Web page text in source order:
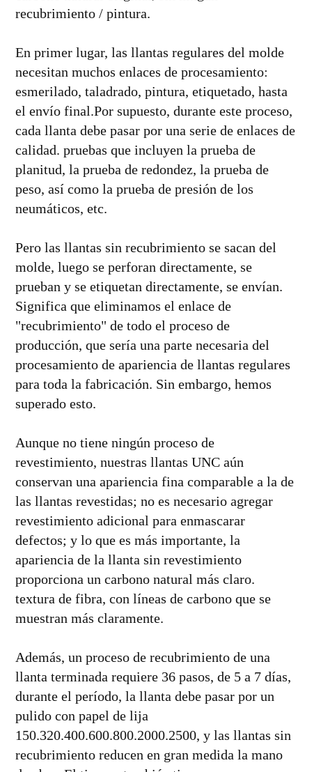
recubrimiento / pintura.
En primer lugar, las llantas regulares del molde
necesitan muchos enlaces de procesamiento:
esmerilado, taladrado, pintura, etiquetado, hasta
el envío final.Por supuesto, durante este proceso,
cada llanta debe pasar por una serie de enlaces de
calidad. pruebas que incluyen la prueba de
planitud, la prueba de redondez, la prueba de
peso, así como la prueba de presión de los
neumáticos, etc.
Pero las llantas sin recubrimiento se sacan del
molde, luego se perforan directamente, se
prueban y se etiquetan directamente, se envían.
Significa que eliminamos el enlace de
"recubrimiento" de todo el proceso de
producción, que sería una parte necesaria del
procesamiento de apariencia de llantas regulares
para toda la fabricación. Sin embargo, hemos
superado esto.
Aunque no tiene ningún proceso de
revestimiento, nuestras llantas UNC aún
conservan una apariencia fina comparable a la de
las llantas revestidas; no es necesario agregar
revestimiento adicional para enmascarar
defectos; y lo que es más importante, la
apariencia de la llanta sin revestimiento
proporciona un carbono natural más claro.
textura de fibra, con líneas de carbono que se
muestran más claramente.
Además, un proceso de recubrimiento de una
llanta terminada requiere 36 pasos, de 5 a 7 días,
durante el período, la llanta debe pasar por un
pulido con papel de lija
150.320.400.600.800.2000.2500, y las llantas sin
recubrimiento reducen en gran medida la mano